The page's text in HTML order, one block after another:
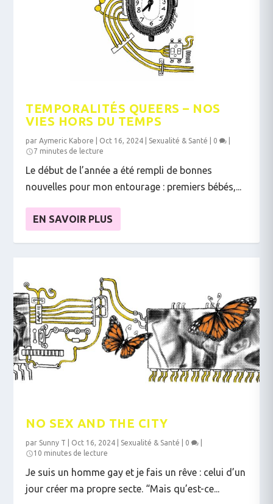
TEMPORALITÉS QUEERS – NOS
VIES HORS DU TEMPS
parAymeric Kabore Oct 16, 2024 Sexualité & Santé 0
7 minutes de lecture
Le début de l’année a été rempli de bonnes
nouvelles pour mon entourage : premiers bébés,...
EN SAVOIR PLUS
NO SEX AND THE CITY
par Sunny T Oct 16, 2024 Sexualité & Santé 0
10 minutes de lecture
Je suis un homme gay et je fais un rêve : celui d’un
jour créer ma propre secte. “Mais qu’est-ce...